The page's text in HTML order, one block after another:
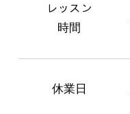
レッスン
時間
休業日